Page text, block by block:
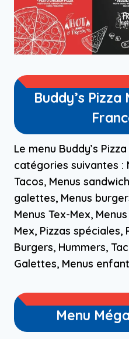
Buddy’s
Le menu Buddy’s
catégories suivantes :
Tacos, Menus
galettes, Menus
Menus Tex-Mex,
Mex, Pizzas spéciales,
Burgers, Hummers,
Galettes, Menus
Menu